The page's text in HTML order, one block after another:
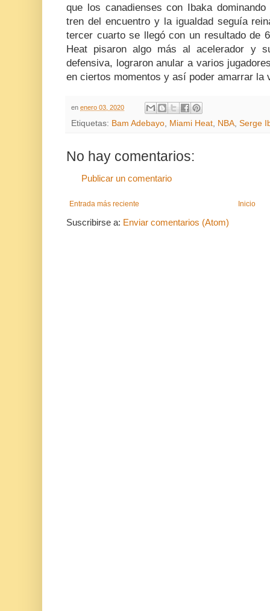
que los canadienses con Ibaka
tren del encuentro y la igualdad seguía
tercer cuarto se llegó con un resultado de
Heat pisaron algo más al acelerador y
defensiva, lograron anular a varios
en ciertos momentos y así poder amarrar la
en enero 03, 2020
Etiquetas: Bam Adebayo, Miami Heat, NBA, Serge
No hay comentarios:
Publicar un comentario
Entrada más reciente Inicio
Suscribirse a: Enviar comentarios (Atom)